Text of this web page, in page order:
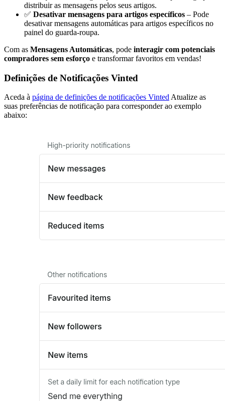
distribuir as mensagens pelos seus artigos.
✅ Desativar mensagens para artigos específicos – Pode
desativar mensagens automáticas para artigos específicos no
painel do guarda-roupa.
Com as Mensagens Automáticas, pode interagir com potenciais
compradores sem esforço e transformar favoritos em vendas!
Definições de Notificações Vinted
Aceda à página de definições de notificações Vinted Atualize as
suas preferências de notificação para corresponder ao exemplo
abaixo: